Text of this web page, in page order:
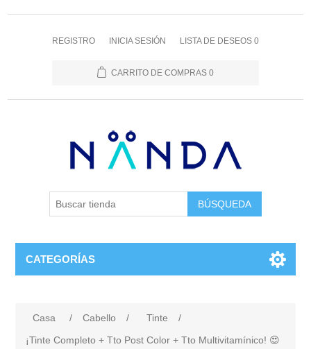
REGISTRO INICIA SESIÓN LISTA DE DESEOS 0
CARRITO DE COMPRAS 0
BÚSQUEDA
CATEGORÍAS
Casa / Cabello / Tinte
/
¡Tinte Completo + Tto Post Color + Tto Multivitamínico! 😍